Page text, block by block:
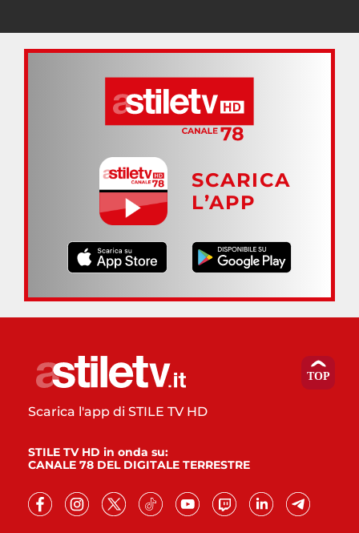
SCARICA
L’APP
Scarica l'app di STILE TV HD
STILE TV HD in onda su:
CANALE 78 DEL DIGITALE TERRESTRE